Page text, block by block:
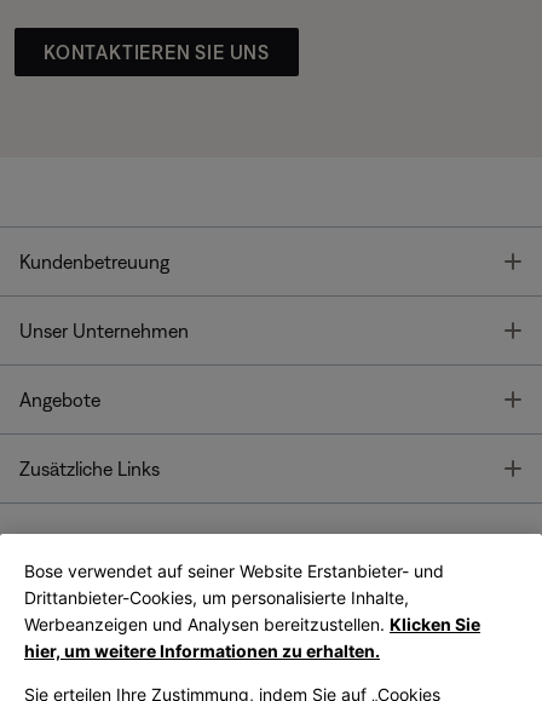
KONTAKTIEREN SIE UNS
Kundenbetreuung
Unser Unternehmen
Angebote
Zusätzliche Links
Bose App
Bose Connect
App
Bose verwendet auf seiner Website Erstanbieter- und
Drittanbieter-Cookies, um personalisierte Inhalte,
Werbeanzeigen und Analysen bereitzustellen. Klicken Sie
hier, um weitere Informationen zu erhalten.
Sie erteilen Ihre Zustimmung, indem Sie auf „Cookies